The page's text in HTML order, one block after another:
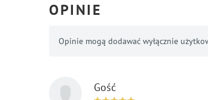
OPINIE
Opinie mogą dodawać wyłącznie
Gość